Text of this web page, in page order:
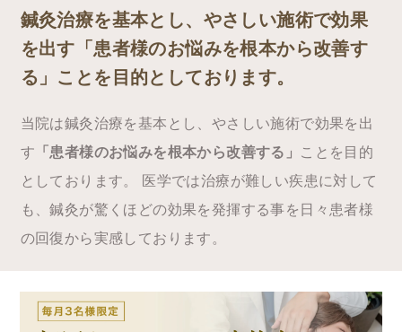
鍼灸治療を基本とし、​やさしい施術で効果
を出す 「患者様のお悩みを根本から改善す
る」ことを目的としております。
当院は鍼灸治療を基本とし、​やさしい施術で効果を出
す 「患者様のお悩みを根本から改善する」
ことを目的
としております。 医学では治療が難しい疾患に対して
も、鍼灸が驚くほどの効果を発揮する事を日々患者様
の回復から実感しております。